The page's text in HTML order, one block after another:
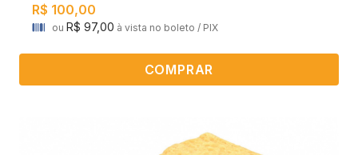
R$ 100,00
ou R$ 97,00 à vista no boleto / PIX
COMPRAR